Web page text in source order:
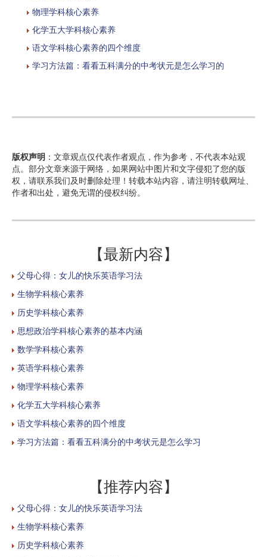
物理学科核心素养
化学五大学科核心素养
语文学科核心素养的四个维度
学习方法篇：看看五科满分的中考状元是怎么学习的
版权声明 ：文章观点仅代表作者观点，作为参考，不代表本站观
点。部分文章来源于网络，如果网站中图片和文字侵犯了您的版
权，请联系我们及时删除处理！转载本站内容，请注明转载网址、
作者和出处，避免无谓的侵权纠纷。
【最新内容】
父母心得：女儿的快乐英语学习法
生物学科核心素养
历史学科核心素养
思想政治学科核心素养的基本内涵
数学学科核心素养
英语学科核心素养
物理学科核心素养
化学五大学科核心素养
语文学科核心素养的四个维度
学习方法篇：看看五科满分的中考状元是怎么学习
【推荐内容】
父母心得：女儿的快乐英语学习法
生物学科核心素养
历史学科核心素养